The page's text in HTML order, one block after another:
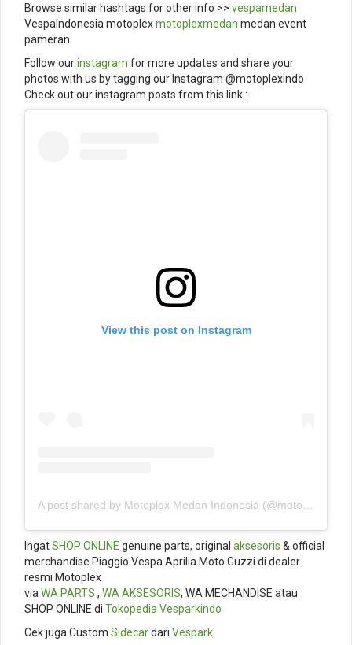
Browse similar hashtags for other info >> vespamedan
VespaIndonesia motoplexmotoplexmedan medan event
pameran
Follow ourinstagram for more updates and share your
photos with us by tagging our Instagram @motoplexindo
Check out our instagram posts from this link :
View this post on Instagram
A post shared by Motoplex Medan Indonesia (@motoplexindo)
IngatSHOP ONLINE genuine parts, original aksesoris & official
merchandise Piaggio Vespa Aprilia Moto Guzzi di dealer
resmi Motoplex
viaWA PARTS , WA AKSESORIS, WA MECHANDISE atau
SHOP ONLINE di TokopediaVesparkindo
Cek juga Custom Sidecardari Vespark